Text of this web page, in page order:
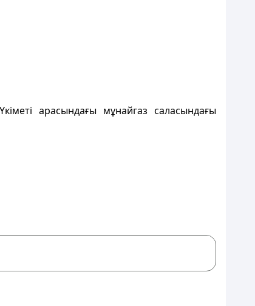
арасындағы мұнайгаз саласындағы